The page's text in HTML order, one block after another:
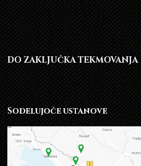
DO ZAKLJUČKA TEKMOVANJA
Sodelujoče ustanove